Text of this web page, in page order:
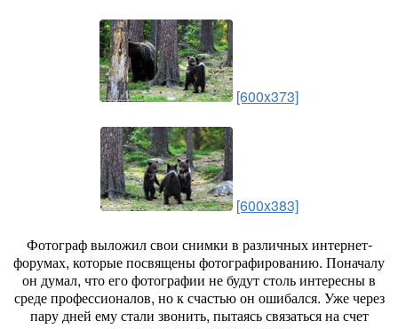
[600x373]
[600x383]
Фотограф выложил свои снимки в различных интернет-
форумах, которые посвящены фотографированию. Поначалу
он думал, что его фотографии не будут столь интересны в
среде профессионалов, но к счастью он ошибался. Уже через
пару дней ему стали звонить, пытаясь связаться на счет